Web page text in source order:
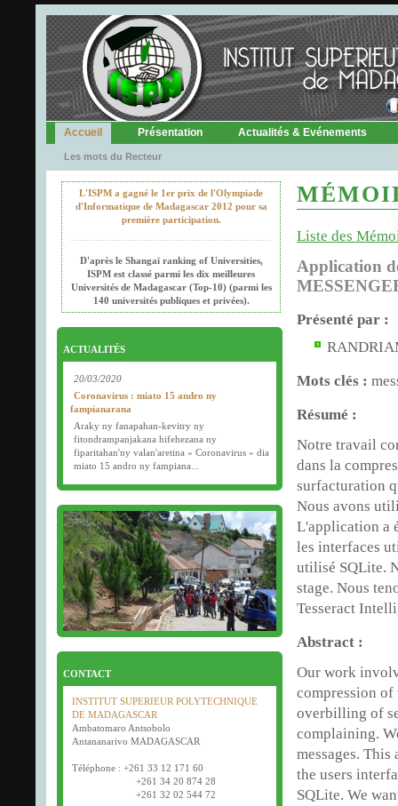
Accueil Présentation Actualités & Evénements
Les mots du Recteur
L'ISPM a gagné le 1er prix de l'Olympiade
d'Informatique de Madagascar 2012 pour sa
première participation.
D'après le Shangaï ranking of Universities,
ISPM est classé parmi les dix meilleures
Universités de Madagascar (Top-10) (parmi les
140 universités publiques et privées).
ACTUALITÉS
20/03/2020
Coronavirus : miato 15 andro ny
fampianarana
Araky ny fanapahan-kevitry ny
fitondrampanjakana hifehezana ny
fiparitahan'ny valan'aretina « Coronavirus » dia
miato 15 andro ny fampiana...
Examens semestriels
Début des examens semestriels (1ère, 2e et 3e
année) : jeudi 26 mars 2020.
Bonne fête de Pâques tout le monde !
CONTACT
INSTITUT SUPERIEUR POLYTECHNIQUE
DE MADAGASCAR
Ambatomaro Antsobolo
Antananarivo MADAGASCAR
Téléphone : +261 33 12 171 60
+261 34 20 874 28
+261 32 02 544 72
Liste des
Application
Présenté par :
Mots clés :
Résumé :
Notre travail
dans la
surfacturation
Nous avons
L'application a
les interfaces
utilisé SQLite.
stage. Nous
Tesseract
Abstract :
Our work
compression of
overbilling of
complaining.
messages.
the users
SQLite. We